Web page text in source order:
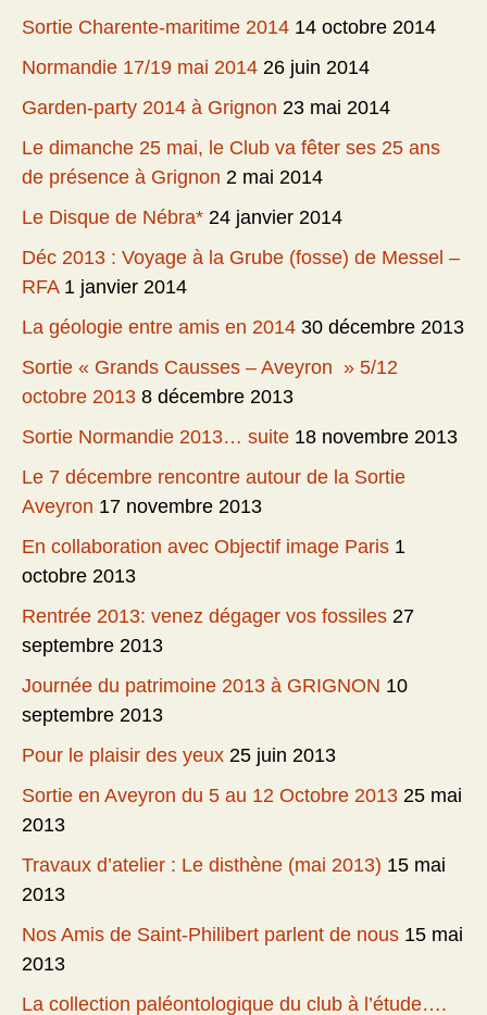
Sortie Charente-maritime 2014 14 octobre 2014
Normandie 17/19 mai 2014 26 juin 2014
Garden-party 2014 à Grignon 23 mai 2014
Le dimanche 25 mai, le Club va fêter ses 25 ans
de présence à Grignon 2 mai 2014
Le Disque de Nébra* 24 janvier 2014
Déc 2013 : Voyage à la Grube (fosse) de Messel –
RFA 1 janvier 2014
La géologie entre amis en 2014 30 décembre 2013
Sortie « Grands Causses – Aveyron » 5/12
octobre 2013 8 décembre 2013
Sortie Normandie 2013… suite 18 novembre 2013
Le 7 décembre rencontre autour de la Sortie
Aveyron 17 novembre 2013
En collaboration avec Objectif image Paris 1
octobre 2013
Rentrée 2013: venez dégager vos fossiles 27
septembre 2013
Journée du patrimoine 2013 à GRIGNON 10
septembre 2013
Pour le plaisir des yeux 25 juin 2013
Sortie en Aveyron du 5 au 12 Octobre 2013 25 mai
2013
Travaux d’atelier : Le disthène (mai 2013) 15 mai
2013
Nos Amis de Saint-Philibert parlent de nous 15 mai
2013
La collection paléontologique du club à l’étude….